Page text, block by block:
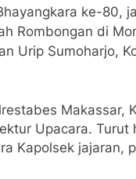
ke-80,
Rombongan di
Urip Sumoharjo,
Makassar,
Upacara. Turut
Kapolsek jajaran,